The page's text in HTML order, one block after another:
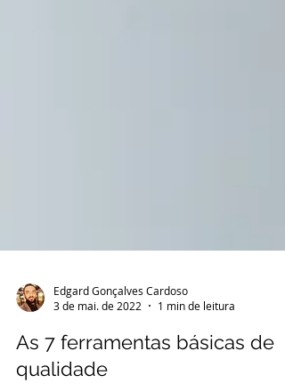
Edgard Gonçalves Cardoso
3 de mai. de 2022